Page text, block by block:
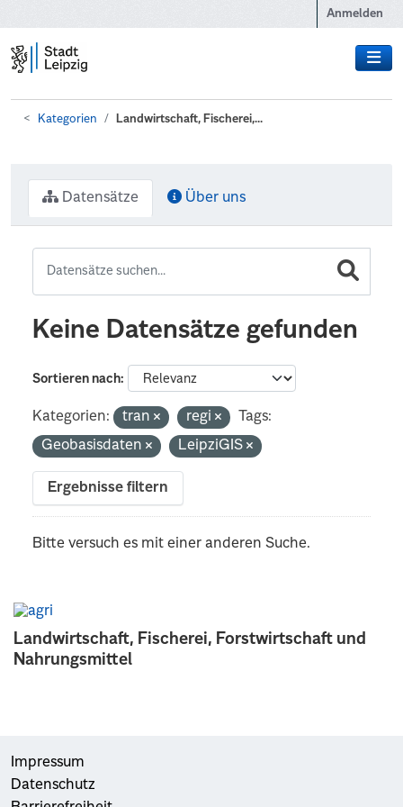
Anmelden
Kategorien Landwirtschaft, Fischerei,...
Landwirtschaft, Fischerei, Forstwirtschaft und
Nahrungsmittel
Datensätze Über uns
Keine Datensätze gefunden
Sortieren nach
Kategorien: tran regi
Tags:
Geobasisdaten
LeipziGIS
Ergebnisse filtern
Bitte versuch es mit einer anderen Suche.
Impressum
Datenschutz